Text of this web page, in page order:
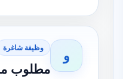
و
وظيفة شاغرة
مطلوب